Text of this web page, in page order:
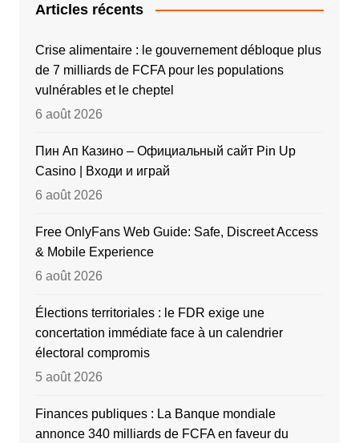
Articles récents
Crise alimentaire : le gouvernement débloque plus
de 7 milliards de FCFA pour les populations
vulnérables et le cheptel
6 août 2026
Пин Ап Казино – Официальный сайт Pin Up
Casino | Входи и играй
6 août 2026
Free OnlyFans Web Guide: Safe, Discreet Access
& Mobile Experience
6 août 2026
Élections territoriales : le FDR exige une
concertation immédiate face à un calendrier
électoral compromis
5 août 2026
Finances publiques : La Banque mondiale
annonce 340 milliards de FCFA en faveur du